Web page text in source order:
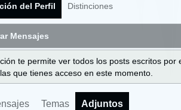
del Perfil Distinciones
Mensajes
te permite ver todos los posts escritos
que tienes acceso en este momento.
Temas Adjuntos